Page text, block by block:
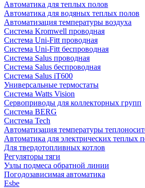
Автоматика для теплых полов
Автоматика для водяных теплых полов
Автоматизация температуры воздуха
Система Kromwell проводная
Система Uni-Fitt проводная
Система Uni-Fitt беспроводная
Система Salus проводная
Система Salus беспроводная
Система Salus iT600
Универсальные термостаты
Система Watts Vision
Сервоприводы для коллекторных групп
Система BERG
Система Tech
Автоматизация температуры
Автоматика для электрических теплых
Для твердотопливных котлов
Регуляторы тяги
Узлы подмеса обратной линии
Погодозависимая автоматика
Esbe